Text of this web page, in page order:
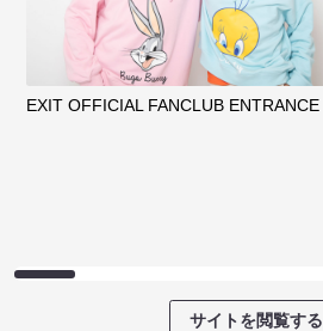
EXIT OFFICIAL FANCLUB ENTRANCE
サイトを閲覧する